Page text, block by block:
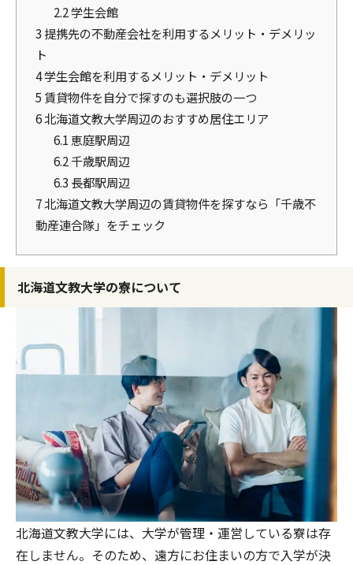
2.2学生会館
3 提携先の不動産会社を利用するメリット・デメリッ
ト
4学生会館を利用するメリット・デメリット
5賃貸物件を自分で探すのも選択肢の一つ
6北海道文教大学周辺のおすすめ居住エリア
6.1 恵庭駅周辺
6.2千歳駅周辺
6.3 長都駅周辺
7北海道文教大学周辺の賃貸物件を探すなら「千歳不
動産連合隊」をチェック
北海道文教大学の寮について
北海道文教大学には、大学が管理・運営している寮は存
在しません。そのため、遠方にお住まいの方で入学が決